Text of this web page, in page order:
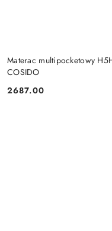
Materac multipocketowy
COSIDO
Cena:
2687.00